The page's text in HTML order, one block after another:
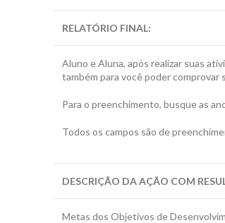
RELATÓRIO FINAL:
Aluno e Aluna, após realizar suas
também para você poder comprovar
Para o preenchimento, busque as
Todos os campos são de
DESCRIÇÃO DA AÇÃO COM
Metas dos Objetivos de